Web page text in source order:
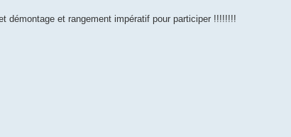
démontage et rangement impératif pour participer !!!!!!!!